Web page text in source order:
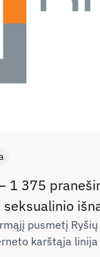
1 375
pusmetį
karštąja linija